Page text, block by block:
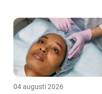
klippformationer
byggprocessen
04 augusti 2026